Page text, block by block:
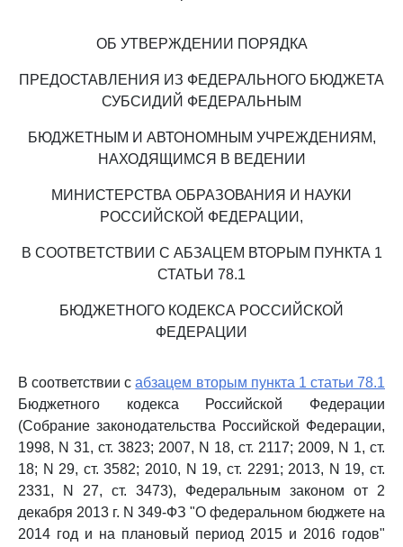
ОБ УТВЕРЖДЕНИИ ПОРЯДКА
ПРЕДОСТАВЛЕНИЯ ИЗ ФЕДЕРАЛЬНОГО БЮДЖЕТА
СУБСИДИЙ ФЕДЕРАЛЬНЫМ
БЮДЖЕТНЫМ И АВТОНОМНЫМ УЧРЕЖДЕНИЯМ,
НАХОДЯЩИМСЯ В ВЕДЕНИИ
МИНИСТЕРСТВА ОБРАЗОВАНИЯ И НАУКИ
РОССИЙСКОЙ ФЕДЕРАЦИИ,
В СООТВЕТСТВИИ С АБЗАЦЕМ ВТОРЫМ ПУНКТА 1
СТАТЬИ 78.1
БЮДЖЕТНОГО КОДЕКСА РОССИЙСКОЙ
ФЕДЕРАЦИИ
В соответствии сабзацем вторым пункта 1 статьи 78.1
Бюджетного кодекса Российской Федерации
(Собрание законодательства Российской Федерации,
1998, N 31, ст. 3823; 2007, N 18, ст. 2117; 2009, N 1, ст.
18; N 29, ст. 3582; 2010, N 19, ст. 2291; 2013, N 19, ст.
2331, N 27, ст. 3473), Федеральным законом от 2
декабря 2013 г. N 349-ФЗ "О федеральном бюджете на
2014 год и на плановый период 2015 и 2016 годов"